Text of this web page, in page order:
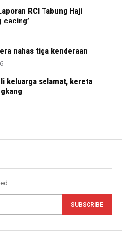
RCI Tabung Haji
cacing’
nahas tiga kenderaan
keluarga selamat, kereta
SUBSCRIBE